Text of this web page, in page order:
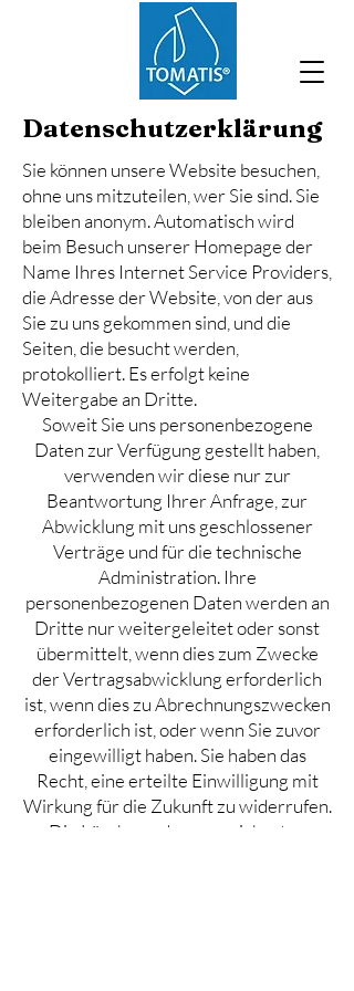
Datenschutzerklärung
Sie können unsere Website besuchen,
ohne uns mitzuteilen, wer Sie sind. Sie
bleiben anonym. Automatisch wird
beim Besuch unserer Homepage der
Name Ihres Internet Service Providers,
die Adresse der Website, von der aus
Sie zu uns gekommen sind, und die
Seiten, die besucht werden,
protokolliert. Es erfolgt keine
Weitergabe an Dritte.
Soweit Sie uns personenbezogene
Daten zur Verfügung gestellt haben,
verwenden wir diese nur zur
Beantwortung Ihrer Anfrage, zur
Abwicklung mit uns geschlossener
Verträge und für die technische
Administration. Ihre
personenbezogenen Daten werden an
Dritte nur weitergeleitet oder sonst
übermittelt, wenn dies zum Zwecke
der Vertragsabwicklung erforderlich
ist, wenn dies zu Abrechnungszwecken
erforderlich ist, oder wenn Sie zuvor
eingewilligt haben. Sie haben das
Recht, eine erteilte Einwilligung mit
Wirkung für die Zukunft zu widerrufen.
Die Löschung der gespeicherten